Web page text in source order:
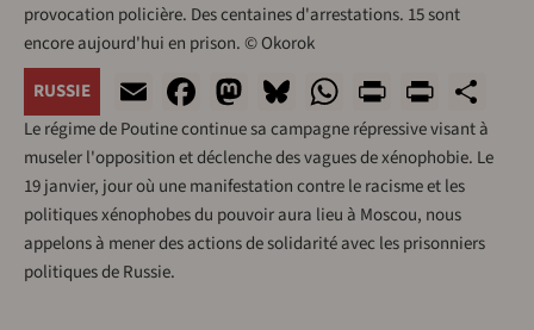
provocation policière. Des centaines d'arrestations. 15 sont
encore aujourd'hui en prison. © Okorok
RUSSIE
EmailFacebook
Mastodon
Bluesky
WhatsApp
Print
Le régime de Poutine continue sa campagne répressive visant à
museler l'opposition et déclenche des vagues de xénophobie. Le
19 janvier, jour où une manifestation contre le racisme et les
politiques xénophobes du pouvoir aura lieu à Moscou, nous
appelons à mener des actions de solidarité avec les prisonniers
politiques de Russie.